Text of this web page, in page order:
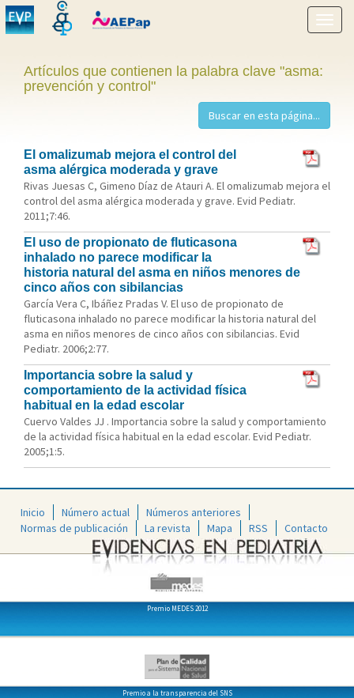
menú
Artículos que contienen la palabra clave "asma:
prevención y control"
El omalizumab mejora el control del
asma alérgica moderada y grave
Rivas Juesas C, Gimeno Díaz de Atauri A. El omalizumab mejora el
control del asma alérgica moderada y grave. Evid Pediatr.
2011;7:46.
El uso de propionato de fluticasona
inhalado no parece modificar la
historia natural del asma en niños menores de
cinco años con sibilancias
García Vera C, Ibáñez Pradas V. El uso de propionato de
fluticasona inhalado no parece modificar la historia natural del
asma en niños menores de cinco años con sibilancias. Evid
Pediatr. 2006;2:77.
Importancia sobre la salud y
comportamiento de la actividad física
habitual en la edad escolar
Cuervo Valdes JJ . Importancia sobre la salud y comportamiento
de la actividad física habitual en la edad escolar. Evid Pediatr.
2005;1:5.
Inicio Número actual
Números anteriores
Normas de publicación
La revista Mapa RSS Contacto
Premio MEDES 2012
Premio a la transparencia del SNS